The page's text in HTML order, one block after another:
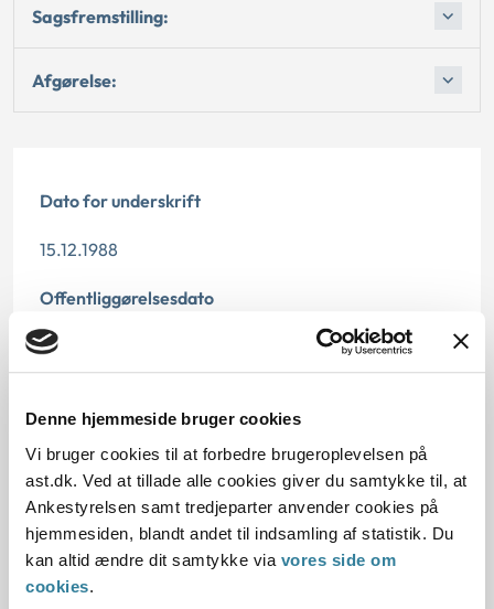
Denne hjemmeside bruger cookies
Vi bruger cookies til at forbedre brugeroplevelsen på
ast.dk. Ved at tillade alle cookies giver du samtykke til, at
Ankestyrelsen samt tredjeparter anvender cookies på
hjemmesiden, blandt andet til indsamling af statistik. Du
kan altid ændre dit samtykke via vores side om
cookies.
Sagsfremstilling:
Afgørelse:
Dato for underskrift
15.12.1988
Offentliggørelsesdato
12.07.2013
§ 48 § 48
Journalnummer
20095-88